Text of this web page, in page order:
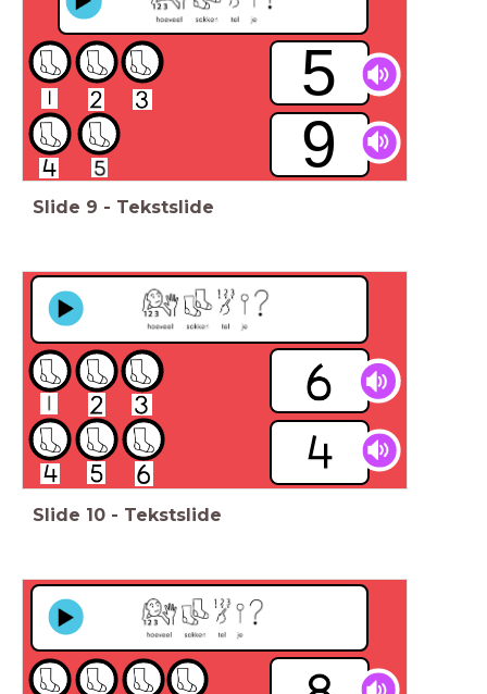
5
9
Slide 9 - Tekstslide
Slide 10 - Tekstslide